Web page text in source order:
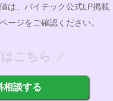
は、バイテック公式LP掲載
ージをご確認ください。
こちら
相談する